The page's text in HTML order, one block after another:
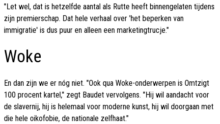
"Let wel, dat is hetzelfde aantal als Rutte heeft binnengelaten tijdens
zijn premierschap. Dat hele verhaal over 'het beperken van
immigratie' is dus puur en alleen een marketingtrucje."
Woke
En dan zijn we er nóg niet. "Ook qua Woke-onderwerpen is Omtzigt
100 procent kartel," zegt Baudet vervolgens. "Hij wil aandacht voor
de slavernij, hij is helemaal voor moderne kunst, hij wil doorgaan met
die hele oikofobie, de nationale zelfhaat."